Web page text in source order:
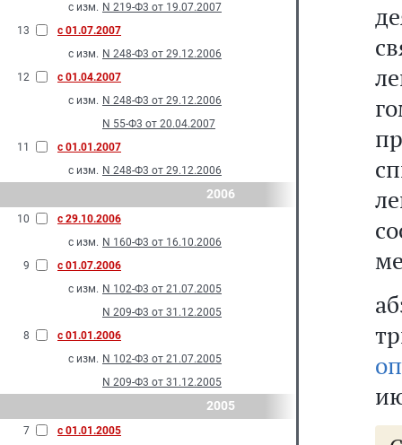
с изм. N 219-Ф3 от 19.07.2007
13
с 01.07.2007
с изм. N 248-Ф3 от 29.12.2006
12
с 01.04.2007
с изм. N 248-Ф3 от 29.12.2006
N 55-Ф3 от 20.04.2007
11
с 01.01.2007
с изм. N 248-Ф3 от 29.12.2006
2006
10
с 29.10.2006
с изм. N 160-Ф3 от 16.10.2006
9
с 01.07.2006
с изм. N 102-Ф3 от 21.07.2005
N 209-Ф3 от 31.12.2005
8
с 01.01.2006
с изм. N 102-Ф3 от 21.07.2005
N 209-Ф3 от 31.12.2005
2005
7
с 01.01.2005